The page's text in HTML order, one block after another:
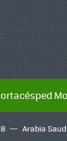
Arabia